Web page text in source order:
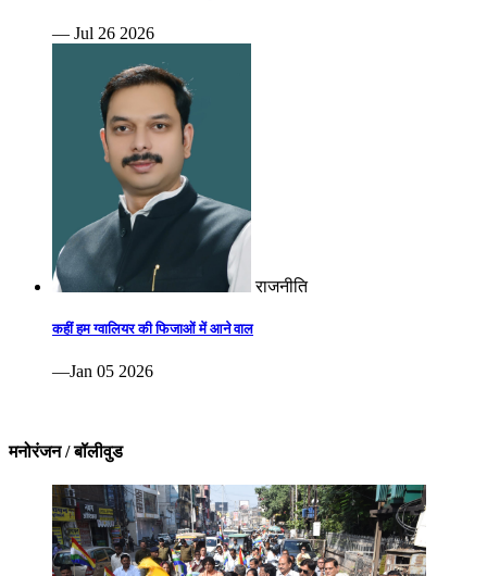
— Jul 26 2026
राजनीति
कहीं हम ग्वालियर की फिजाओं में आने वाल
—Jan 05 2026
मनोरंजन / बॉलीवुड